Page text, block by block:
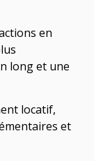
en
long et une
locatif,
et